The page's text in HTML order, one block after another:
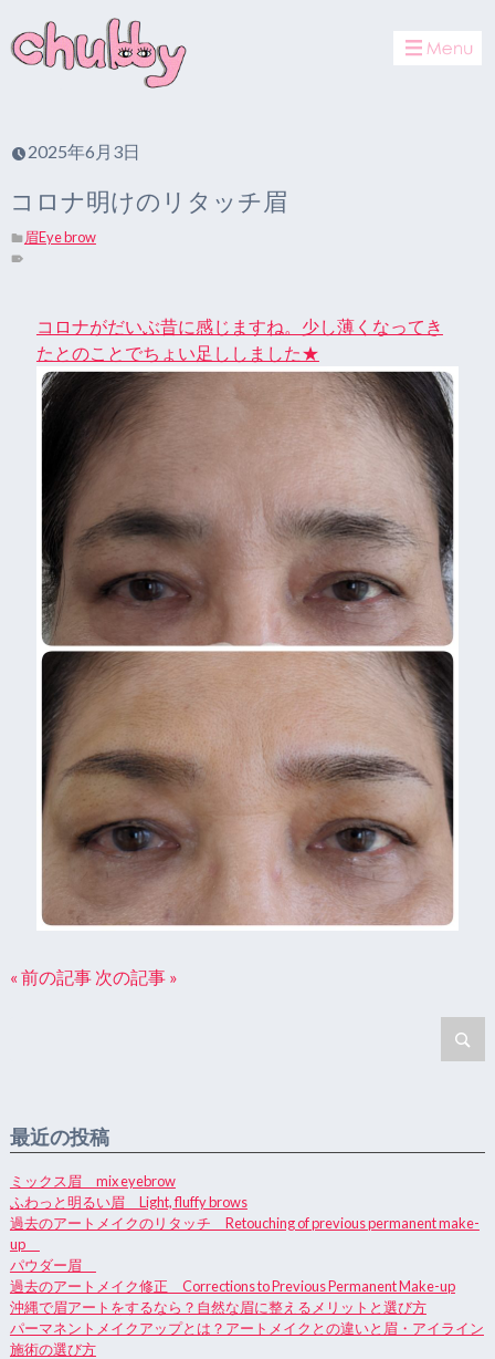
2025年6月3日
コロナ明けのリタッチ眉
眉Eye brow
コロナがだいぶ昔に感じますね。少し薄くなってき
たとのことでちょい足ししました★
« 前の記事 次の記事 »
最近の投稿
ミックス眉 mix eyebrow
ふわっと明るい眉 Light, fluffy brows
過去のアートメイクのリタッチ Retouching of previous permanent make-
up
パウダー眉
過去のアートメイク修正 Corrections to Previous Permanent Make-up
沖縄で眉アートをするなら？自然な眉に整えるメリットと選び方
パーマネントメイクアップとは？アートメイクとの違いと眉・アイライン
施術の選び方